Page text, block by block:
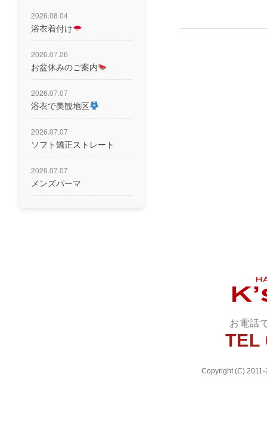
2026.08.04
浴衣着付け
2026.07.26
お盆休みのご案内
2026.07.07
浴衣で美観地区
2026.07.07
ソフト矯正ストレート
2026.07.07
メンズパーマ
お電話
TEL
Copyright (C)